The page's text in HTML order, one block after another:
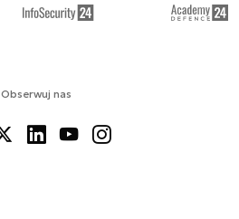
Obserwuj nas